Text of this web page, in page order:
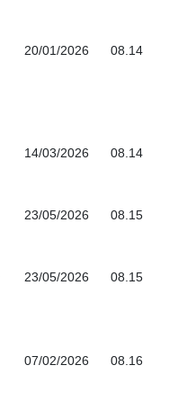
20/01/2026 08.14
14/03/2026 08.14
23/05/2026 08.15
23/05/2026 08.15
07/02/2026 08.16